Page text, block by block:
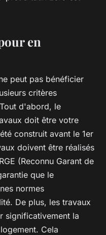
en
peut pas bénéficier
critères
d'abord, le
doit être votre
construit avant le 1er
doivent être réalisés
(Reconnu Garant de
que le
normes
De plus, les travaux
significativement la
Cela